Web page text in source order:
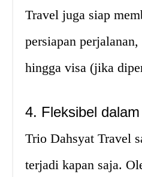
Travel juga siap
persiapan
hingga visa (jika
4. Fleksibel
Trio Dahsyat Travel
terjadi kapan saja.